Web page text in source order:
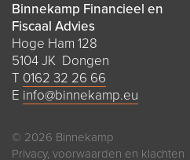
Binnekamp Financieel en
Fiscaal Advies
Hoge Ham 128
5104 JK Dongen
T 0162 32 26 66
E info@binnekamp.eu
© 2026 Binnekamp
Privacy, voorwaarden en klachten